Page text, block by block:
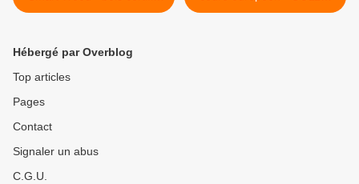
FSC® -020
16CG1 >
Hébergé par Overblog
Top articles
Pages
Contact
Signaler un abus
C.G.U.